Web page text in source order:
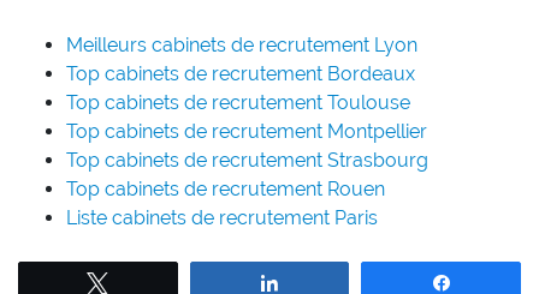
Meilleurs cabinets de recrutement Lyon
Top cabinets de recrutement Bordeaux
Top cabinets de recrutement Toulouse
Top cabinets de recrutement Montpellier
Top cabinets de recrutement Strasbourg
Top cabinets de recrutement Rouen
Liste cabinets de recrutement Paris